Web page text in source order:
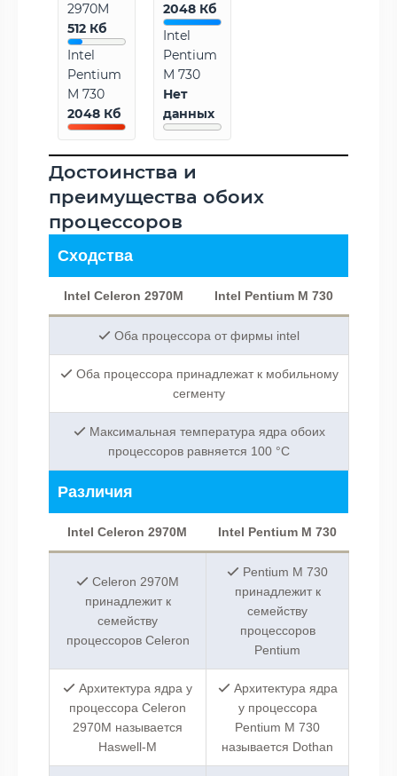
2970M
512 Кб
Intel
Pentium
M 730
2048 Кб
2048 Кб
Intel
Pentium
M 730
Нет
данных
Достоинства и
преимущества обоих
процессоров
Сходства
Intel Celeron 2970M Intel Pentium M 730
Оба процессора от фирмы intel
Оба процессора принадлежат к мобильному
сегменту
Максимальная температура ядра обоих
процессоров равняется 100 °C
Различия
Intel Celeron 2970M Intel Pentium M 730
Celeron 2970M
принадлежит к
семейству
процессоров Celeron
Pentium M 730
принадлежит к
семейству
процессоров
Pentium
Архитектура ядра у
процессора Celeron
2970M называется
Haswell-M
Архитектура ядра
у процессора
Pentium M 730
называется Dothan